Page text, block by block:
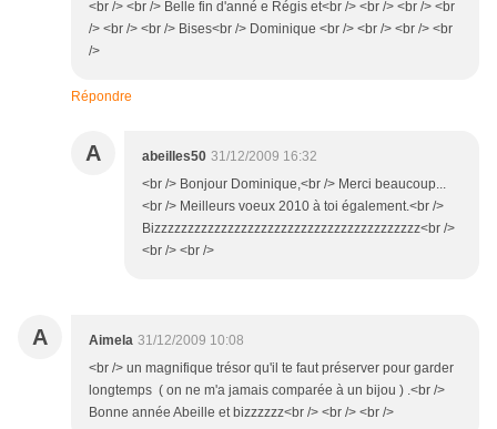
<br /> <br /> Belle fin d'anné e Régis et<br /> <br /> <br /> <br
/> <br /> <br /> Bises<br /> Dominique <br /> <br /> <br /> <br
/>
Répondre
A abeilles50 31/12/2009 16:32
<br /> Bonjour Dominique,<br /> Merci beaucoup...
<br /> Meilleurs voeux 2010 à toi également.<br />
Bizzzzzzzzzzzzzzzzzzzzzzzzzzzzzzzzzzzzzzzz<br />
<br /> <br />
A Aimela 31/12/2009 10:08
<br /> un magnifique trésor qu'il te faut préserver pour garder
longtemps ( on ne m'a jamais comparée à un bijou ) .<br />
Bonne année Abeille et bizzzzzz<br /> <br /> <br />